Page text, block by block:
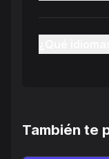
También te